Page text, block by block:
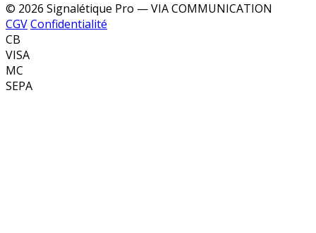
© 2026 Signalétique Pro — VIA COMMUNICATION
CGVConfidentialité
CB
VISA
MC
SEPA